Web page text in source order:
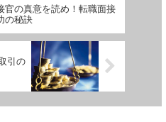
官の真意を読め！転職面接
の秘訣
引の